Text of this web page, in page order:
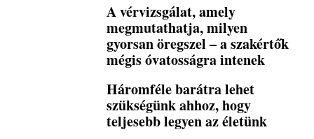
A vérvizsgálat, amely
megmutathatja, milyen
gyorsan öregszel – a szakértők
mégis óvatosságra intenek
Háromféle barátra lehet
szükségünk ahhoz, hogy
teljesebb legyen az életünk